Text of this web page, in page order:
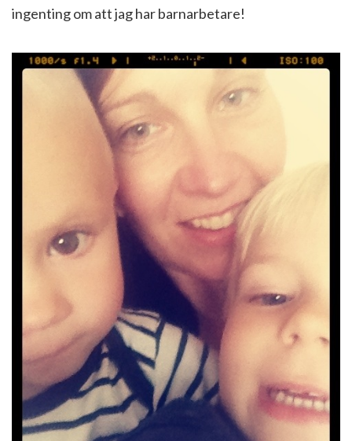
ingenting om att jag har barnarbetare!